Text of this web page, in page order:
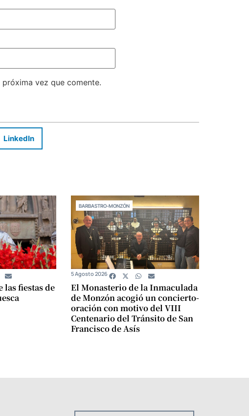
vez que comente.
LinkedIn
las fiestas de
BARBASTRO-MONZÓN
El Monasterio de la Inmaculada
de Monzón acogió un concierto-
oración con motivo del VIII
Centenario del Tránsito de San
Francisco de Asís
5 Agosto 2026